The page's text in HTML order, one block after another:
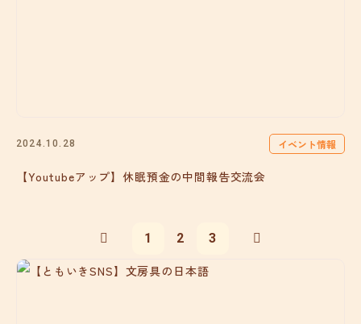
2024.10.28 イベント情報
【Youtubeアップ】休眠預金の中間報告交流会
1 2 3